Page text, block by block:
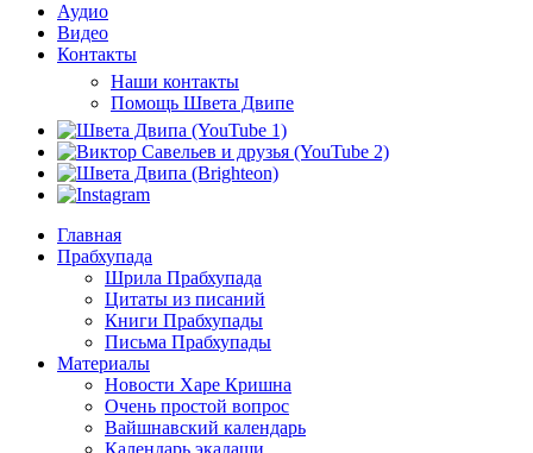
Аудио
Видео
Контакты
Наши контакты
Помощь Швета Двипе
Главная
Прабхупада
Шрила Прабхупада
Цитаты из писаний
Книги Прабхупады
Письма Прабхупады
Материалы
Новости Харе Кришна
Очень простой вопрос
Вайшнавский календарь
Календарь экадаши